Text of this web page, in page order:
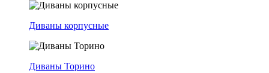
Диваны корпусные
Диваны Торино